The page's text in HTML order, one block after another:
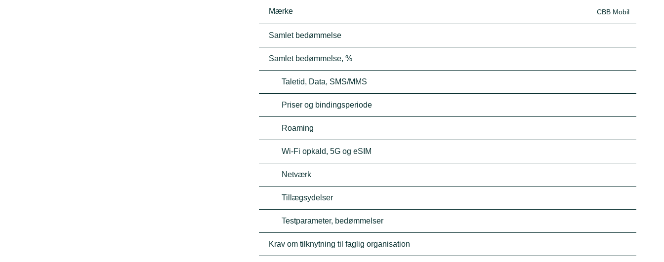
Mærke CBB Mobil
Samlet bedømmelse
Samlet bedømmelse, %
Taletid, Data, SMS/MMS
Priser og bindingsperiode
Roaming
Wi-Fi opkald, 5G og eSIM
Netværk
Tillægsydelser
Testparameter, bedømmelser
Krav om tilknytning til faglig organisation